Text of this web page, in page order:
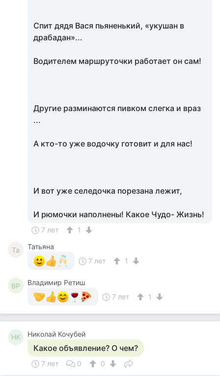
Спит дядя Вася пьяненький, «укушан в
драбадан»...
Водителем маршруточки работает он сам!
Другие разминаются пивком слегка и враз
...
А кто-то уже водочку готовит и для нас!
И вот уже селедочка порезана лежит,
И рюмочки наполнены! Какое Чудо- Жизнь!
7 лет 1
Та
Татьяна
7 лет
1
ВР
Владимир Ретиш
7 лет
1
НК Николай Кочубей
Какое объявление? О чем?
7 лет 0 0